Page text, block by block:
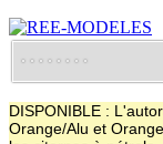
DISPONIBLE :
Orange/Alu et